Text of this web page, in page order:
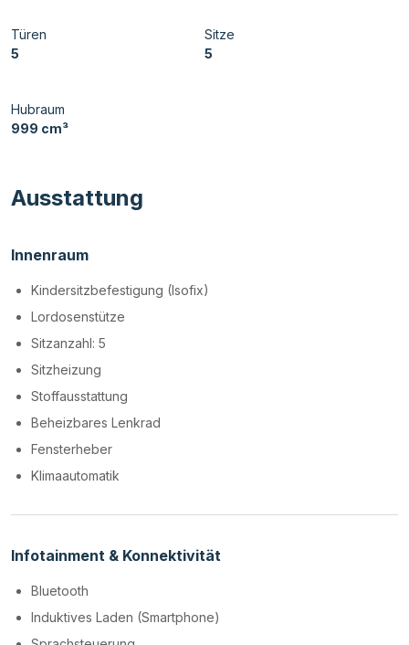
Türen
5
Sitze
5
Hubraum
999 cm³
Ausstattung
Innenraum
Kindersitzbefestigung (Isofix)
Lordosenstütze
Sitzanzahl: 5
Sitzheizung
Stoffausstattung
Beheizbares Lenkrad
Fensterheber
Klimaautomatik
Infotainment & Konnektivität
Bluetooth
Induktives Laden (Smartphone)